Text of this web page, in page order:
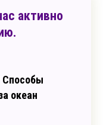
активно
Способы
океан